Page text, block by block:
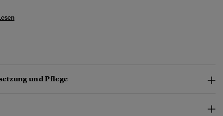
und Pflege